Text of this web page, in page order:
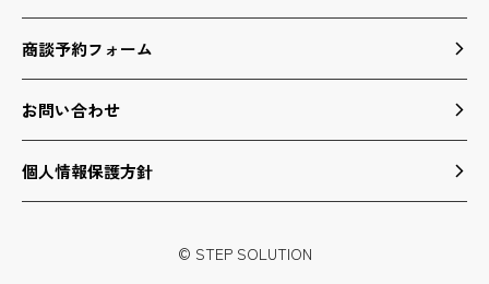
商談予約フォーム
お問い合わせ
個人情報保護方針
© STEP SOLUTION